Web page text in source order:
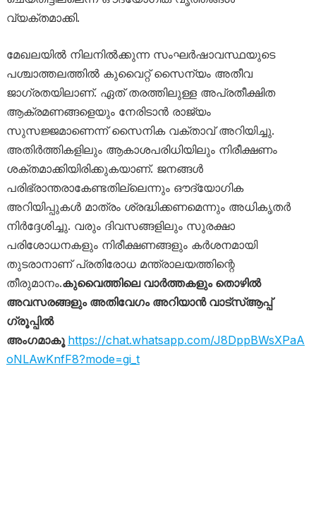
വ്യക്തമാക്കി.
മേഖലയിൽ നിലനിൽക്കുന്ന സംഘർഷാവസ്ഥയുടെ
പശ്ചാത്തലത്തിൽ കുവൈറ്റ് സൈന്യം അതീവ
ജാഗ്രതയിലാണ്. ഏത് തരത്തിലുള്ള അപ്രതീക്ഷിത
ആക്രമണങ്ങളെയും നേരിടാൻ രാജ്യം
സുസജ്ജമാണെന്ന് സൈനിക വക്താവ് അറിയിച്ചു.
അതിർത്തികളിലും ആകാശപരിധിയിലും നിരീക്ഷണം
ശക്തമാക്കിയിരിക്കുകയാണ്. ജനങ്ങൾ
പരിഭ്രാന്തരാകേണ്ടതില്ലെന്നും ഔദ്യോഗിക
അറിയിപ്പുകൾ മാത്രം ശ്രദ്ധിക്കണമെന്നും അധികൃതർ
നിർദ്ദേശിച്ചു. വരും ദിവസങ്ങളിലും സുരക്ഷാ
പരിശോധനകളും നിരീക്ഷണങ്ങളും കർശനമായി
തുടരാനാണ് പ്രതിരോധ മന്ത്രാലയത്തിന്റെ
തീരുമാനം.കുവൈത്തിലെ വാർത്തകളും തൊഴിൽ
അവസരങ്ങളും അതിവേഗം അറിയാൻ വാട്സ്ആപ്പ്
ഗ്രൂപ്പിൽ
അംഗമാകൂ https://chat.whatsapp.com/J8DppBWsXPaA
oNLAwKnfF8?mode=gi_t